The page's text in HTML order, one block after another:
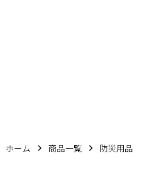
ホーム 商品一覧 防災用品